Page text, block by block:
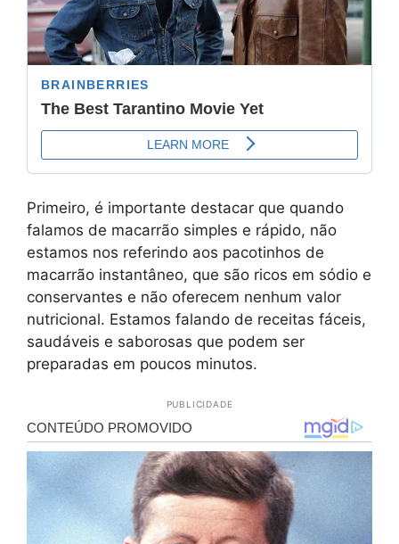
Primeiro, é importante destacar que quando
falamos de macarrão simples e rápido, não
estamos nos referindo aos pacotinhos de
macarrão instantâneo, que são ricos em sódio e
conservantes e não oferecem nenhum valor
nutricional. Estamos falando de receitas fáceis,
saudáveis e saborosas que podem ser
preparadas em poucos minutos.
PUBLICIDADE